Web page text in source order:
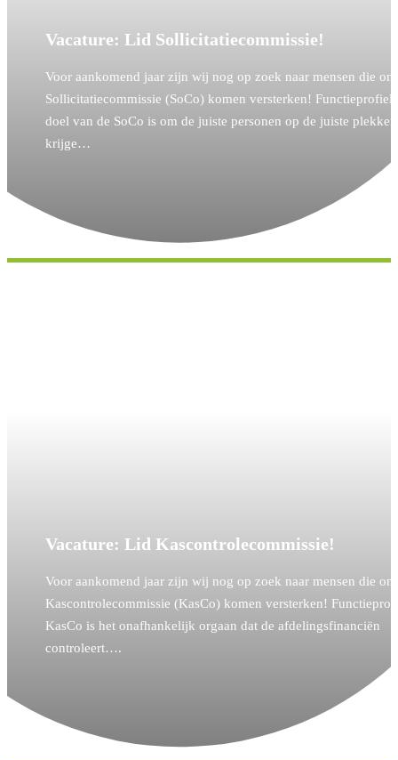
Vacature: Lid Sollicitatiecommissie!
Voor aankomend jaar zijn wij nog op zoek naar mensen die
Sollicitatiecommissie (SoCo) komen versterken! Functieprofiel
doel van de SoCo is om de juiste personen op de juiste
krijge…
Vacature: Lid Kascontrolecommissie!
Voor aankomend jaar zijn wij nog op zoek naar mensen die
Kascontrolecommissie (KasCo) komen versterken!
KasCo is het onafhankelijk orgaan dat de afdelingsfinanciën
controleert….